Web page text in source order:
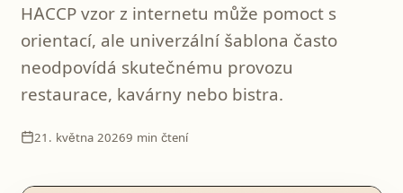
HACCP vzor z internetu může pomoct s
orientací, ale univerzální šablona často
neodpovídá skutečnému provozu
restaurace, kavárny nebo bistra.
21. května 20269 min čtení